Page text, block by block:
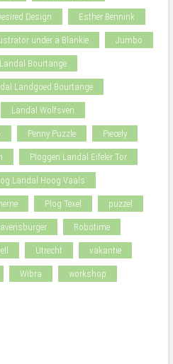
Design Esther Bennink
under a Blankie Jumbo
Landal Bourtange
Landgoed Bourtange
Landal Wolfsven
Penny Puzzle Piecely
Ploggen Landal Eifeler Tor
Landal Hoog Vaals
Plog Texel puzzel
Robotime
Utrecht vakantie
Wibra workshop